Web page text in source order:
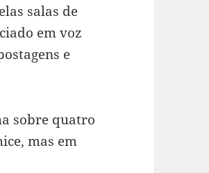
salas de
em voz
e
sobre quatro
mas em